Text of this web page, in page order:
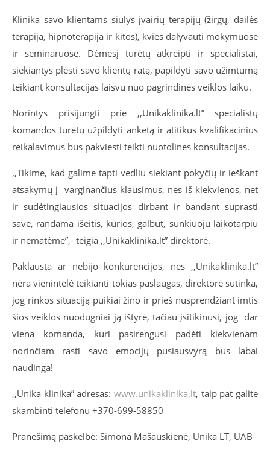
Klinika savo klientams siūlys įvairių terapijų (žirgų, dailės
terapija, hipnoterapija ir kitos), kvies dalyvauti mokymuose
ir seminaruose. Dėmesį turėtų atkreipti ir specialistai,
siekiantys plėsti savo klientų ratą, papildyti savo užimtumą
teikiant konsultacijas laisvu nuo pagrindinės veiklos laiku.
Norintys prisijungti prie ,,Unikaklinika.lt” specialistų
komandos turėtų užpildyti anketą ir atitikus kvalifikacinius
reikalavimus bus pakviesti teikti nuotolines konsultacijas.
,,Tikime, kad galime tapti vedliu siekiant pokyčių ir ieškant
atsakymų į varginančius klausimus, nes iš kiekvienos, net
ir sudėtingiausios situacijos dirbant ir bandant suprasti
save, randama išeitis, kurios, galbūt, sunkiuoju laikotarpiu
ir nematėme”,- teigia ,,Unikaklinika.lt” direktorė.
Paklausta ar nebijo konkurencijos, nes ,,Unikaklinika.lt”
nėra vienintelė teikianti tokias paslaugas, direktorė sutinka,
jog rinkos situaciją puikiai žino ir prieš nusprendžiant imtis
šios veiklos nuodugniai ją ištyrė, tačiau įsitikinusi, jog dar
viena komanda, kuri pasirengusi padėti kiekvienam
norinčiam rasti savo emocijų pusiausvyrą bus labai
naudinga!
,,Unika klinika” adresas: www.unikaklinika.lt, taip pat galite
skambinti telefonu +370-699-58850
Pranešimą paskelbė: Simona Mašauskienė, Unika LT, UAB